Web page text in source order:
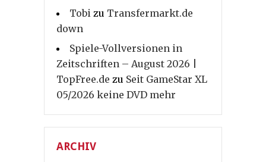
Tobi zu Transfermarkt.de
down
Spiele-Vollversionen in
Zeitschriften – August 2026 |
TopFree.de zu Seit GameStar XL
05/2026 keine DVD mehr
ARCHIV